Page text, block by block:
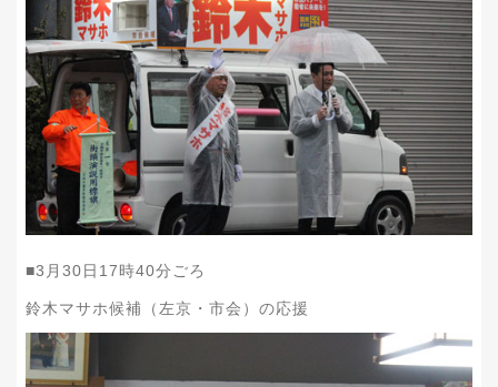
■3 月 30日 17時40分ごろ
鈴木マサホ候補（左京・市会）の応援